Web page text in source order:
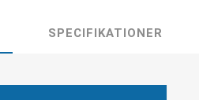
SPECIFIKATIONER